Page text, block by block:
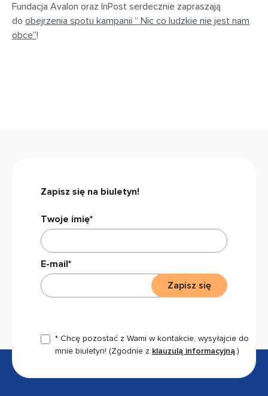
Fundacja Avalon oraz InPost serdecznie zapraszają
do obejrzenia spotu kampanii ” Nic co ludzkie nie jest nam
obce”!
Zapisz się na biuletyn!
Twoje imię*
E-mail*
* Chcę pozostać z Wami w kontakcie, wysyłajcie do
mnie biuletyn! (Zgodnie z klauzulą informacyjną.)
Zapisz się